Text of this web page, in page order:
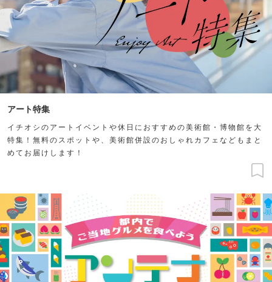
アート特集
イチオシのアートイベントや休日におすすめの美術館・博物館を大
特集！無料のスポットや、美術館併設のおしゃれカフェなどもまと
めてお届けします！